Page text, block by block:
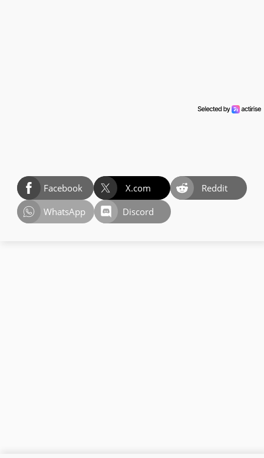
Facebook X.com
Reddit
WhatsApp
Discord